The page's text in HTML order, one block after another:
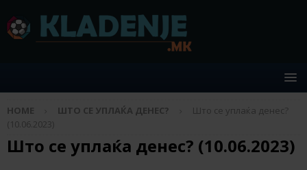
HOME ШТО СЕ УПЛАЌА ДЕНЕС?
Што се уплаќа денес?
(10.06.2023)
Што се уплаќа денес? (10.06.2023)